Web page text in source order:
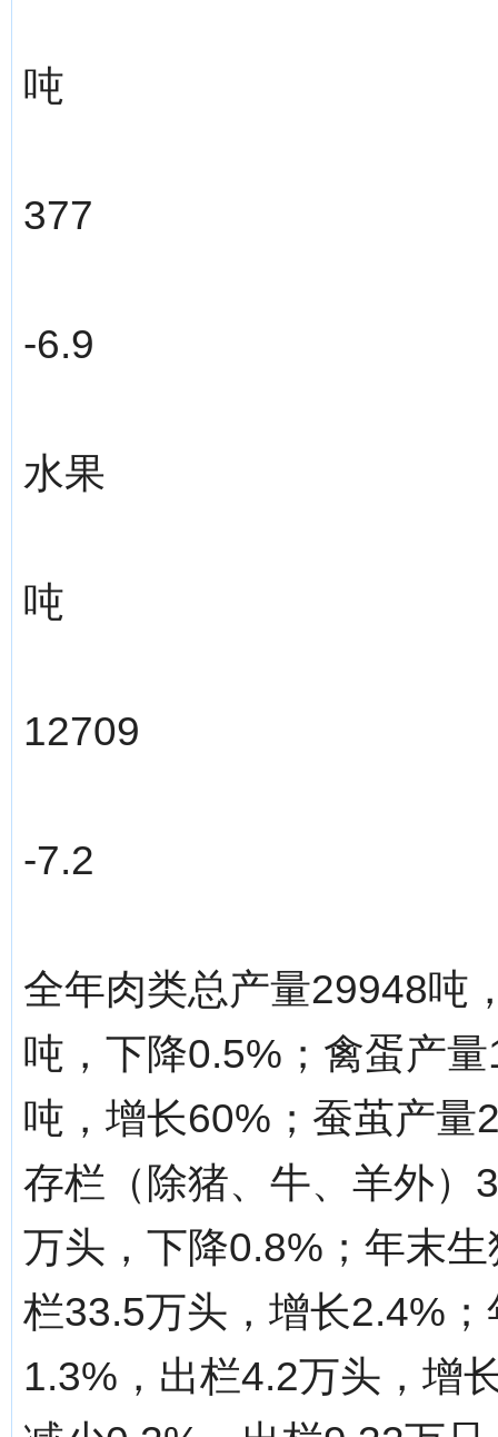
吨
377
-6.9
水果
吨
12709
-7.2
全年肉类总产量29948吨
吨，下降0.5%；禽蛋产
吨，增长60%；蚕茧产量
存栏（除猪、牛、羊外）
万头，下降0.8%；年末
栏33.5万头，增长2.4%
1.3%，出栏4.2万头，增